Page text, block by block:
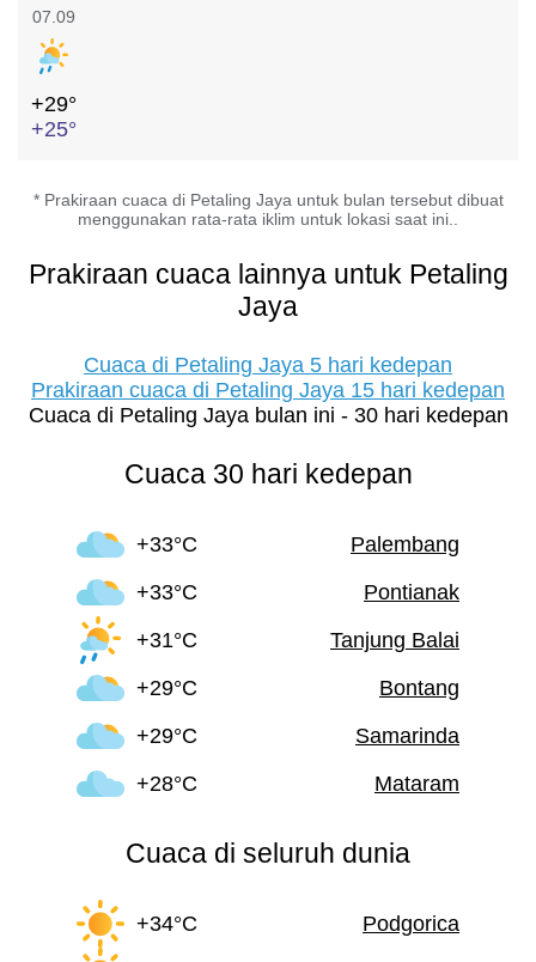
07.09
+29°
+25°
* Prakiraan cuaca di Petaling Jaya untuk bulan tersebut dibuat
menggunakan rata-rata iklim untuk lokasi saat ini..
Prakiraan cuaca lainnya untuk Petaling
Jaya
Cuaca di Petaling Jaya 5 hari kedepan
Prakiraan cuaca di Petaling Jaya 15 hari kedepan
Cuaca di Petaling Jaya bulan ini - 30 hari kedepan
Cuaca 30 hari kedepan
+33°C
Palembang
+33°C
Pontianak
+31°C
Tanjung Balai
+29°C
Bontang
+29°C
Samarinda
+28°C
Mataram
Cuaca di seluruh dunia
+34°C
Podgorica